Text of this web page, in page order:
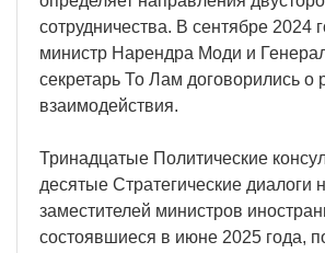
сотрудничества. В сентябре 2024
министр Нарендра Моди и
секретарь То Лам договорились о
взаимодействия.
Тринадцатые Политические
десятые Стратегические диалоги
заместителей министров
состоявшиеся в июне 2025 года,